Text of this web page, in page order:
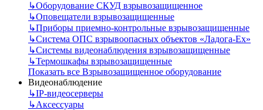
↳Оборудование СКУД взрывозащищенное
↳Оповещатели взрывозащищенные
↳Приборы приемно-контрольные взрывозащищенные
↳Система ОПС взрывоопасных объектов «Ладога-Ex»
↳Системы видеонаблюдения взрывозащищенные
↳Термошкафы взрывозащищенные
Показать все Взрывозащищенное оборудование
Видеонаблюдение
↳IP-видеосерверы
↳Аксессуары